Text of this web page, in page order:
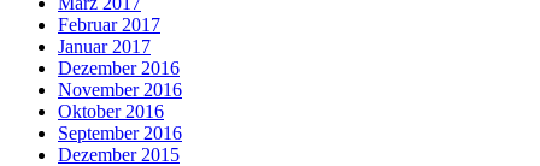
Februar 2017
Januar 2017
Dezember 2016
November 2016
Oktober 2016
September 2016
Dezember 2015